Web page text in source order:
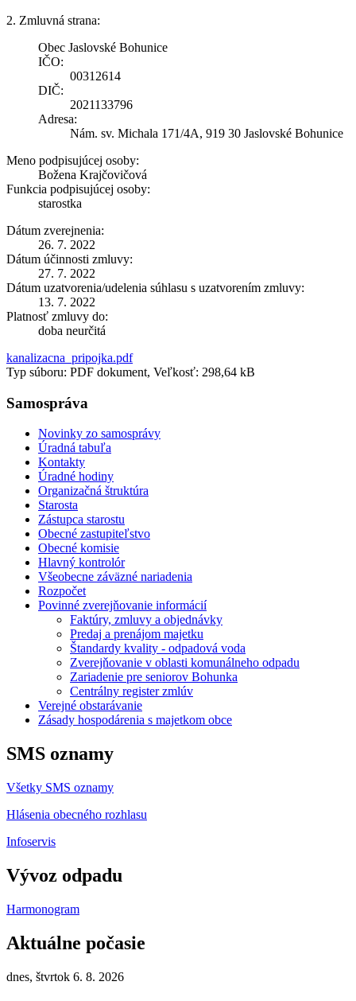
2. Zmluvná strana:
Obec Jaslovské Bohunice
IČO:
00312614
DIČ:
2021133796
Adresa:
Nám. sv. Michala 171/4A, 919 30 Jaslovské Bohunice
Meno podpisujúcej osoby:
Božena Krajčovičová
Funkcia podpisujúcej osoby:
starostka
Dátum zverejnenia:
26. 7. 2022
Dátum účinnosti zmluvy:
27. 7. 2022
Dátum uzatvorenia/udelenia súhlasu s uzatvorením zmluvy:
13. 7. 2022
Platnosť zmluvy do:
doba neurčitá
kanalizacna_pripojka.pdf
Typ súboru: PDF dokument, Veľkosť: 298,64 kB
Samospráva
Novinky zo samosprávy
Úradná tabuľa
Kontakty
Úradné hodiny
Organizačná štruktúra
Starosta
Zástupca starostu
Obecné zastupiteľstvo
Obecné komisie
Hlavný kontrolór
Všeobecne záväzné nariadenia
Rozpočet
Povinné zverejňovanie informácií
Faktúry, zmluvy a objednávky
Predaj a prenájom majetku
Štandardy kvality - odpadová voda
Zverejňovanie v oblasti komunálneho odpadu
Zariadenie pre seniorov Bohunka
Centrálny register zmlúv
Verejné obstarávanie
Zásady hospodárenia s majetkom obce
SMS oznamy
Všetky SMS oznamy
Hlásenia obecného rozhlasu
Infoservis
Vývoz odpadu
Harmonogram
Aktuálne počasie
dnes, štvrtok 6. 8. 2026